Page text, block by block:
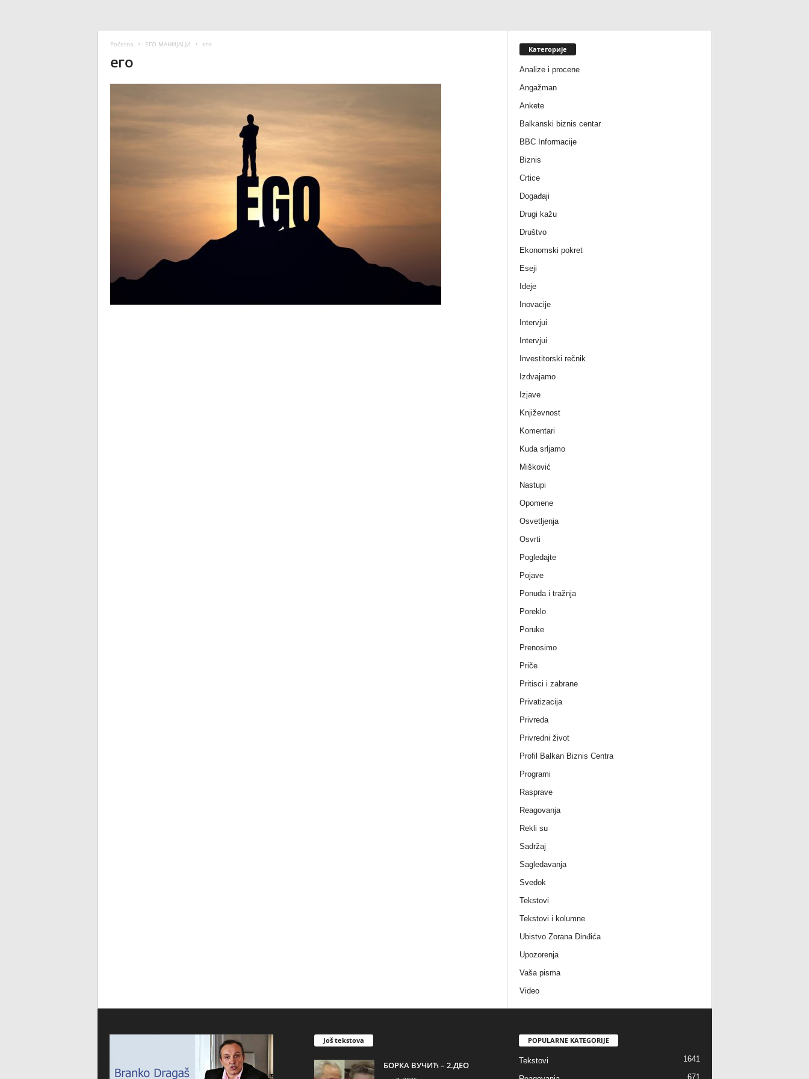
Početna ЕГО МАНИЈАЦИ его
его
Категорије
Analize i procene
Angažman
Ankete
Balkanski biznis centar
BBC Informacije
Biznis
Crtice
Događaji
Drugi kažu
Društvo
Ekonomski pokret
Eseji
Ideje
Inovacije
Intervjui
Intervjui
Investitorski rečnik
Izdvajamo
Izjave
Književnost
Komentari
Kuda srljamo
Mišković
Nastupi
Opomene
Osvetljenja
Osvrti
Pogledajte
Pojave
Ponuda i tražnja
Poreklo
Poruke
Prenosimo
Priče
Pritisci i zabrane
Privatizacija
Privreda
Privredni život
Profil Balkan Biznis Centra
Programi
Rasprave
Reagovanja
Rekli su
Sadržaj
Sagledavanja
Svedok
Tekstovi
Tekstovi i kolumne
Ubistvo Zorana Đinđića
Upozorenja
Vaša pisma
Video
Još tekstova
БОРКА ВУЧИЋ – 2.ДЕО
POPULARNE KATEGORIJE
Tekstovi 1641
671